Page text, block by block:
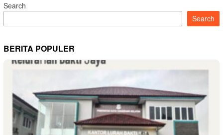
Search
Search
BERITA POPULER